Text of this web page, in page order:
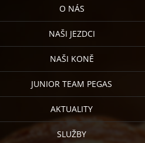
O NÁS
NAŠI JEZDCI
NAŠI KONĚ
JUNIOR TEAM PEGAS
AKTUALITY
SLUŽBY